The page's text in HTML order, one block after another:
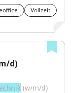
Vollzeit
d)
(w/m/d)